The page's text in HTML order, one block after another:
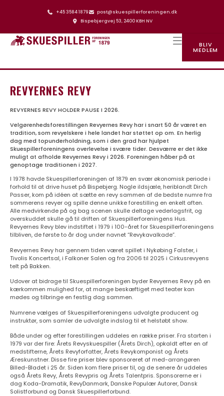
+45 3584 1879
post@skuespillerforeningen.dk
Bispebjergvej 53, 2400 KBH NV
BLIV
MEDLEM
REVYERNES REVY
REVYERNES REVY HOLDER PAUSE I 2026.
Velgørenhedsforestillingen Revyernes Revy har i snart 50 år været en
tradition, som revyelskere i hele landet har støttet op om. En herlig
dag med topunderholdning, som i den grad har hjulpet
Skuespillerforeningens overlevelse i svære tider. Desværre er det ikke
muligt at afholde Revyernes Revy i 2026. Foreningen håber på at
genoptage traditionen i 2027.
I 1978 havde Skuespillerforeningen af 1879 en svær økonomisk periode i
forhold til at drive huset på Bispebjerg. Nogle ildsjæle, heriblandt Dirch
Passer, kom på idéen at sætte en revy sammen af de bedste numre fra
sommerens revyer og spille denne unikke forestilling en enkelt aften.
Alle medvirkende på og bag scenen skulle deltage vederlagsfrit, og
overskuddet skulle gå til driften af Skuespillerforeningens Hus.
Revyernes Revy blev indstiftet i 1979 i 100-året for Skuespillerforeningens
tilbliven, de første to år dog under navnet “Revykavalkade”.
Revyernes Revy har gennem tiden været spillet i Nykøbing Falster, i
Tivolis Koncertsal, i Falkoner Salen og fra 2006 til 2025 i Cirkusrevyens
telt på Bakken.
Udover at bidrage til Skuespillerforeningen byder Revyernes Revy på en
kærkommen mulighed for, at mange beskæftiget med teater kan
mødes og tilbringe en festlig dag sammen.
Numrene vælges af Skuespillerforeningens udvalgte producent og
instruktør, som samler de udvalgte indslag til et helstøbt show.
Både under og efter forestillingen uddeles en række priser. Fra starten i
1979 var der fire: Årets Revyskuespiller (Årets Dirch), opkaldt efter en af
medstifterne, Årets Revyforfatter, Årets Revykomponist og Årets
Æreskunstner. Disse fire priser blev sponsoreret af med-arrangøren
Billed-Bladet i 25 år. Siden kom flere priser til, og de senere år uddeles
også Årets Revy, Årets Revypris og Årets Talentpris. Sponsorerne er i
dag Koda-Dramatik, RevyDanmark, Danske Populær Autorer, Dansk
Solistforbund og Dansk Skuespillerforbund.